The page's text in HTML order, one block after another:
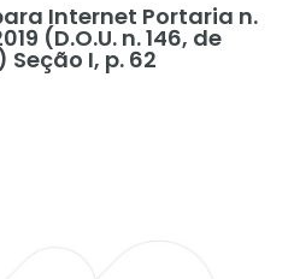
Internet Portaria n.
(D.O.U. n. 146, de
Seção I, p. 62